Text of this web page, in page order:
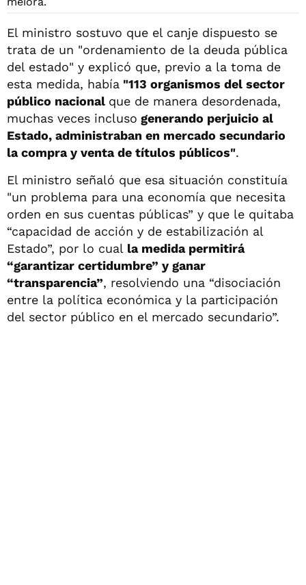
El ministro sostuvo que el canje dispuesto se
trata de un "ordenamiento de la deuda pública
del estado" y explicó que, previo a la toma de
esta medida, había "113 organismos del sector
público nacional que de manera desordenada,
muchas veces incluso generando perjuicio al
Estado, administraban en mercado secundario
la compra y venta de títulos públicos".
El ministro señaló que esa situación constituía
"un problema para una economía que necesita
orden en sus cuentas públicas” y que le quitaba
“capacidad de acción y de estabilización al
Estado”, por lo cual la medida permitirá
“garantizar certidumbre” y ganar
“transparencia”, resolviendo una “disociación
entre la política económica y la participación
del sector público en el mercado secundario”.